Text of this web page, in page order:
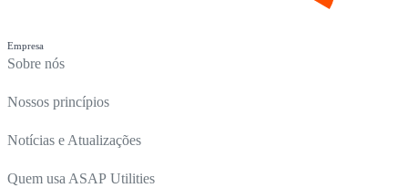
Empresa
Sobre nós
Nossos princípios
Notícias e Atualizações
Quem usa ASAP Utilities